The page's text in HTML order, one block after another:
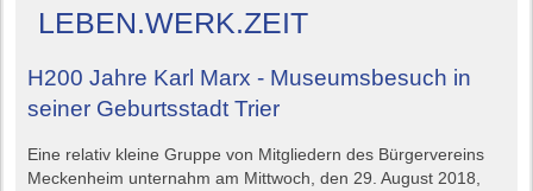
LEBEN.WERK.ZEIT
H200 Jahre Karl Marx - Museumsbesuch in
seiner Geburtsstadt Trier
Eine relativ kleine Gruppe von Mitgliedern des Bürgervereins
Meckenheim unternahm am Mittwoch, den 29. August 2018,